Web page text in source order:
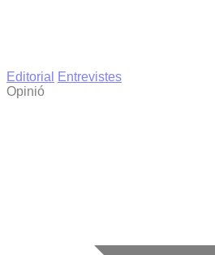
Editorial
Entrevistes
Opinió